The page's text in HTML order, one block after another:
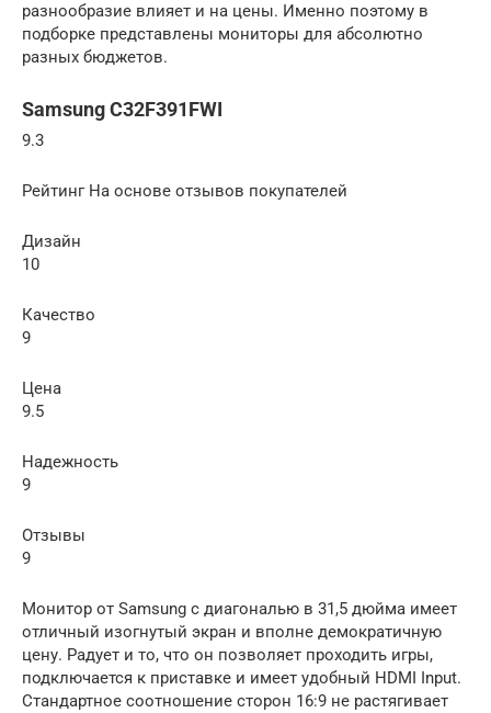
разнообразие влияет и на цены. Именно поэтому в
подборке представлены мониторы для абсолютно
разных бюджетов.
Samsung C32F391FWI
9.3
Рейтинг На основе отзывов покупателей
Дизайн
10
Качество
9
Цена
9.5
Надежность
9
Отзывы
9
Монитор от Samsung с диагональю в 31,5 дюйма имеет
отличный изогнутый экран и вполне демократичную
цену. Радует и то, что он позволяет проходить игры,
подключается к приставке и имеет удобный HDMI Input.
Стандартное соотношение сторон 16:9 не растягивает